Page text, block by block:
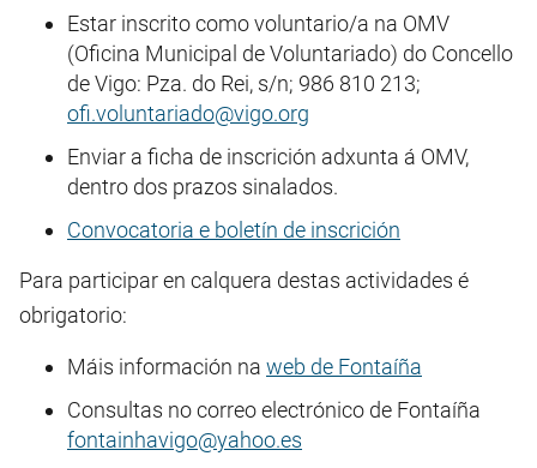
Estar inscrito como voluntario/a na OMV
(Oficina Municipal de Voluntariado) do Concello
de Vigo: Pza. do Rei, s/n; 986 810 213;
ofi.voluntariado@vigo.org
Enviar a ficha de inscrición adxunta á OMV,
dentro dos prazos sinalados.
Convocatoria e boletín de inscrición
Para participar en calquera destas actividades é
obrigatorio:
Máis información na web de Fontaíña
Consultas no correo electrónico de Fontaíña
fontainhavigo@yahoo.es